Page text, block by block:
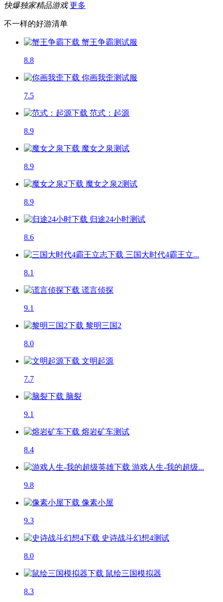
快爆独家精品游戏 更多
不一样的好游清单
蟹王争霸测试服
8.8
你画我歪测试服
7.5
范式：起源
8.9
魔女之泉测试
8.9
魔女之泉2测试
8.9
归途24小时测试
8.6
三国大时代4霸王立...
8.1
谎言侦探
9.1
黎明三国2
8.0
文明起源
7.7
脑裂
9.1
熔岩矿车测试
8.4
游戏人生-我的超级...
9.8
像素小屋
9.3
史诗战斗幻想4测试
8.0
鼠绘三国模拟器
8.3